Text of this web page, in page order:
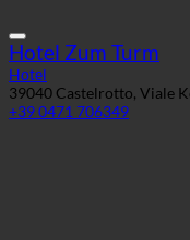
Hotel Zum Turm
Hotel
39040 Castelrotto, Viale
+39 0471 706349